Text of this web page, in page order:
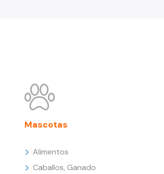
Mascotas
Alimentos
Caballos, Ganado